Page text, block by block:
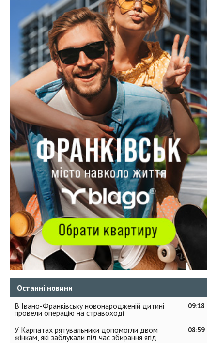
Останні новини
09:18
В Івано-Франківську новонародженій дитині
провели операцію на стравоході
08:59
У Карпатах рятувальники допомогли двом
жінкам, які заблукали під час збирання ягід